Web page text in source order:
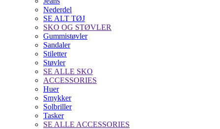
Nederdel
SE ALT TØJ
SKO OG STØVLER
Gummistøvler
Sandaler
Stiletter
Støvler
SE ALLE SKO
ACCESSORIES
Huer
Smykker
Solbriller
Tasker
SE ALLE ACCESSORIES